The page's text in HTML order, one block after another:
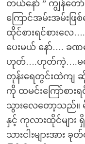
တယ်နော် ” ကျွန်တေ
ကြောင်အမ်းအမ်းဖြ
ထိုင်စားရင်စားလေ….
ပေးမယ် နော်…. ခဏ
ဟုတ်….ဟုတ်ကဲ့….မမမ
တုန်းရေတွင်းထဲကျ
ကို ထမင်းကြော်စား
သွားလေတော့သည်။
နှင့် ကုလားထိုင်များ
သားငါးများအား